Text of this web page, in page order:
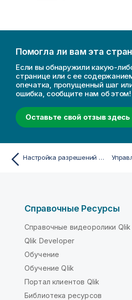
Помогла ли вам эта
Если вы обнаружили какую-
странице или с ее
опечатка, пропущенный шаг
ошибка, сообщите нам об этом!
Оставьте свой отзыв здесь
Настройка разрешений для таблиц записи
Справочные Ресурсы
Справочные видеоролики Qlik
Qlik Developer
Обучение
Обучение Qlik
Портал клиентов Qlik
Библиотека ресурсов